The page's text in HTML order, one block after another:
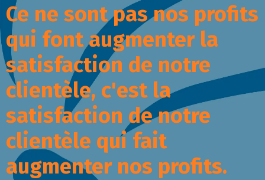
Ce ne sont pas nos profits
qui font augmenter la
satisfaction de notre
clientèle, c'est la
satisfaction de notre
clientèle qui fait
augmenter nos profits.